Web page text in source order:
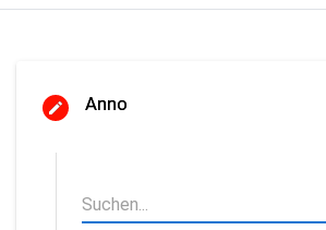
Anno